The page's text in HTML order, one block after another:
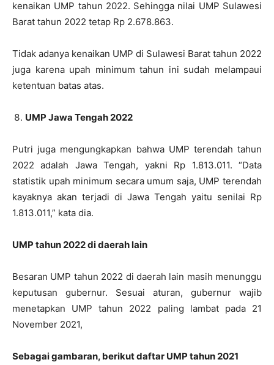
kenaikan UMP tahun 2022. Sehingga nilai UMP Sulawesi
Barat tahun 2022 tetap Rp 2.678.863.
Tidak adanya kenaikan UMP di Sulawesi Barat tahun 2022
juga karena upah minimum tahun ini sudah melampaui
ketentuan batas atas.
UMP Jawa Tengah 2022
Putri juga mengungkapkan bahwa UMP terendah tahun
2022 adalah Jawa Tengah, yakni Rp 1.813.011. “Data
statistik upah minimum secara umum saja, UMP terendah
kayaknya akan terjadi di Jawa Tengah yaitu senilai Rp
1.813.011,” kata dia.
UMP tahun 2022 di daerah lain
Besaran UMP tahun 2022 di daerah lain masih menunggu
keputusan gubernur. Sesuai aturan, gubernur wajib
menetapkan UMP tahun 2022 paling lambat pada 21
November 2021,
Sebagai gambaran, berikut daftar UMP tahun 2021